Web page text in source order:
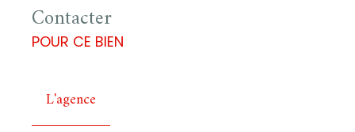
Contacter
POUR CE BIEN
L'agence